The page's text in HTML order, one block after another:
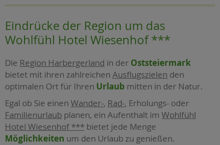
Eindrücke der Region um das
Wohlfühl Hotel Wiesenhof ***
Die Region Harbergerland in der Oststeiermark
bietet mit ihren zahlreichen Ausflugszielen den
optimalen Ort für Ihren Urlaub mitten in der Natur.
Egal ob Sie einen Wander-, Rad-, Erholungs- oder
Familienurlaub planen, ein Aufenthalt im Wohlfühl
Hotel Wiesenhof *** bietet jede Menge
Möglichkeiten um den Urlaub zu genießen.